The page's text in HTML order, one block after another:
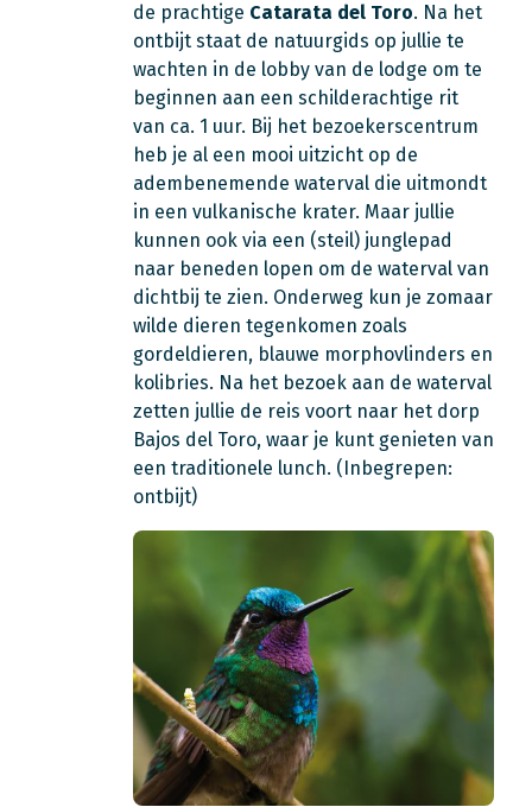
de prachtige Catarata del Toro. Na het
ontbijt staat de natuurgids op jullie te
wachten in de lobby van de lodge om te
beginnen aan een schilderachtige rit
van ca. 1 uur. Bij het bezoekerscentrum
heb je al een mooi uitzicht op de
adembenemende waterval die uitmondt
in een vulkanische krater. Maar jullie
kunnen ook via een (steil) junglepad
naar beneden lopen om de waterval van
dichtbij te zien. Onderweg kun je zomaar
wilde dieren tegenkomen zoals
gordeldieren, blauwe morphovlinders en
kolibries. Na het bezoek aan de waterval
zetten jullie de reis voort naar het dorp
Bajos del Toro, waar je kunt genieten van
een traditionele lunch. (Inbegrepen:
ontbijt)